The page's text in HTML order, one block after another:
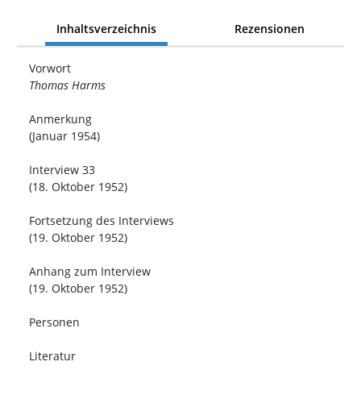
Inhaltsverzeichnis Rezensionen
Vorwort
Thomas Harms
Anmerkung
(Januar 1954)
Interview 33
(18. Oktober 1952)
Fortsetzung des Interviews
(19. Oktober 1952)
Anhang zum Interview
(19. Oktober 1952)
Personen
Literatur